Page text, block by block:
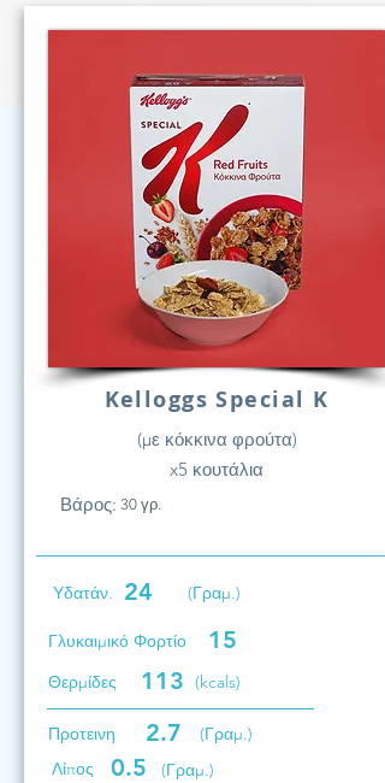
Kelloggs Special K
(με κόκκινα φρούτα)
x5 κουτάλια
Βάρος: 30 γρ.
Υδατάν. 24 (Γραμ.)
Γλυκαιμικό Φορτίο 15
Θερμίδες 113 (kcals)
Προτεινη 2.7
(Γραμ.)
Λίπος
0.5 (Γραμ.)